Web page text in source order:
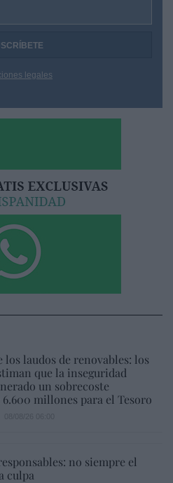
legales
los laudos de renovables: los
que la inseguridad
un sobrecoste
millones para el Tesoro
no siempre el
culpa